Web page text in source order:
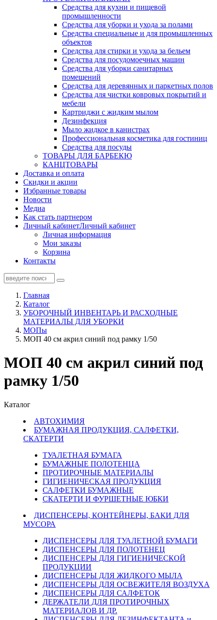
Средства для кухни и пищевой
промышленности
Средства для уборки и ухода за полами
Средства специальные и для промышленных
объектов
Средства для стирки и ухода за бельем
Средства для посудомоечных машин
Средства для уборки санитарных
помещений
Средства для деревянных и паркетных полов
Средства для чистки ковровых покрытий и
мебели
Картриджи с жидким мылом
Дезинфекция
Мыло жидкое в канистрах
Профессиональная косметика для гостиниц
Средства для посуды
ТОВАРЫ ДЛЯ БАРБЕКЮ
КАНЦТОВАРЫ
Доставка и оплата
Скидки и акции
Избранные товары
Новости
Медиа
Как стать партнером
Личный кабинетЛичный кабинет
Личная информация
Мои заказы
Корзина
Контакты
Главная
Каталог
УБОРОЧНЫЙ ИНВЕНТАРЬ И РАСХОДНЫЕ
МАТЕРИАЛЫ ДЛЯ УБОРКИ
МОПы
МОП 40 см акрил синий под рамку 1/50
МОП 40 см акрил синий под
рамку 1/50
Каталог
АВТОХИМИЯ
БУМАЖНАЯ ПРОДУКЦИЯ, САЛФЕТКИ,
СКАТЕРТИ
ТУАЛЕТНАЯ БУМАГА
БУМАЖНЫЕ ПОЛОТЕНЦА
ПРОТИРОЧНЫЕ МАТЕРИАЛЫ
ГИГИЕНИЧЕСКАЯ ПРОДУКЦИЯ
САЛФЕТКИ БУМАЖНЫЕ
СКАТЕРТИ И ФУРШЕТНЫЕ ЮБКИ
ДИСПЕНСЕРЫ, КОНТЕЙНЕРЫ, БАКИ ДЛЯ
МУСОРА
ДИСПЕНСЕРЫ ДЛЯ ТУАЛЕТНОЙ БУМАГИ
ДИСПЕНСЕРЫ ДЛЯ ПОЛОТЕНЕЦ
ДИСПЕНСЕРЫ ДЛЯ ГИГИЕНИЧЕСКОЙ
ПРОДУКЦИИ
ДИСПЕНСЕРЫ ДЛЯ ЖИДКОГО МЫЛА
ДИСПЕНСЕРЫ ДЛЯ ОСВЕЖИТЕЛЯ ВОЗДУХА
ДИСПЕНСЕРЫ ДЛЯ САЛФЕТОК
ДЕРЖАТЕЛИ ДЛЯ ПРОТИРОЧНЫХ
МАТЕРИАЛОВ И ДР.